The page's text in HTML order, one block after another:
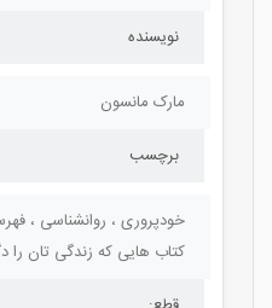
نویسنده
مارک مانسون
برچسب
خودپروری ، روانشناسی ،
کتاب هایی که زندگی تان را